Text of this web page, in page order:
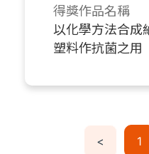
得獎作品名稱
以化學方法合成
塑料作抗菌之用
< 1